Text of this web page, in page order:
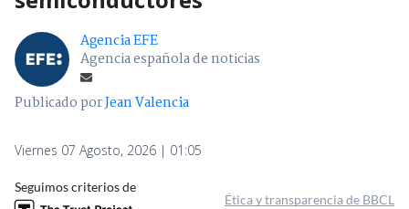
Agencia EFE
Agencia española de noticias
Publicado porJean Valencia
Viernes 07 Agosto, 2026 | 01:05
Seguimos criterios de
Ética y transparencia de BBCL